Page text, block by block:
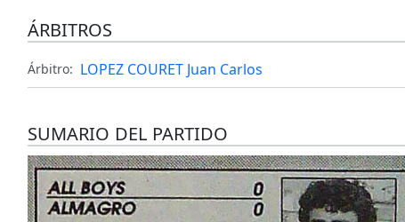
ÁRBITROS
Árbitro: LOPEZ COURET Juan Carlos
SUMARIO DEL PARTIDO